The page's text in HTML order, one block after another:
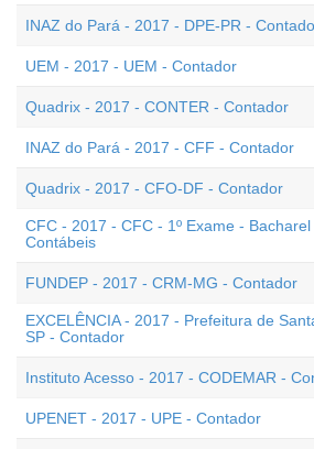
INAZ do Pará - 2017 - DPE-PR -
UEM - 2017 - UEM - Contador
Quadrix - 2017 - CONTER - Contador
INAZ do Pará - 2017 - CFF - Contador
Quadrix - 2017 - CFO-DF - Contador
CFC - 2017 - CFC - 1º Exame -
Contábeis
FUNDEP - 2017 - CRM-MG - Contador
EXCELÊNCIA - 2017 - Prefeitura de
SP - Contador
Instituto Acesso - 2017 - CODEMAR -
UPENET - 2017 - UPE - Contador